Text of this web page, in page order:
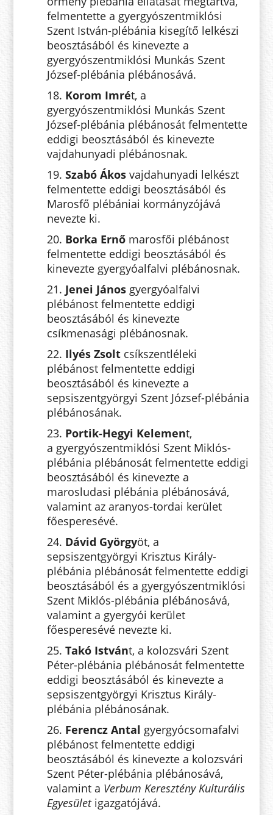
felmentette a gyergyószentmiklósi
Szent István-plébánia kisegítő lelkészi
beosztásából és kinevezte a
gyergyószentmiklósi Munkás Szent
József-plébánia plébánosává.
18. Korom Imrét, a
gyergyószentmiklósi Munkás Szent
József-plébánia plébánosát felmentette
eddigi beosztásából és kinevezte
vajdahunyadi plébánosnak.
19. Szabó Ákosvajdahunyadi lelkészt
felmentette eddigi beosztásából és
Marosfő plébániai kormányzójává
nevezte ki.
20. Borka Ernő marosfői plébánost
felmentette eddigi beosztásából és
kinevezte gyergyóalfalvi plébánosnak.
21. Jenei János gyergyóalfalvi
plébánost felmentette eddigi
beosztásából és kinevezte
csíkmenasági plébánosnak.
22. Ilyés Zsolt csíkszentléleki
plébánost felmentette eddigi
beosztásából és kinevezte a
sepsiszentgyörgyi Szent József-plébánia
plébánosának.
23. Portik-Hegyi Kelement,
a gyergyószentmiklósi Szent Miklós-
plébánia plébánosát felmentette eddigi
beosztásából és kinevezte a
marosludasi plébánia plébánosává,
valamint az aranyos-tordai kerület
főesperesévé.
24. Dávid Györgyöt, a
sepsiszentgyörgyi Krisztus Király-
plébánia plébánosát felmentette eddigi
beosztásából és a gyergyószentmiklósi
Szent Miklós-plébánia plébánosává,
valamint a gyergyói kerület
főesperesévé nevezte ki.
25. Takó Istvánt, a kolozsvári Szent
Péter-plébánia plébánosát felmentette
eddigi beosztásából és kinevezte a
sepsiszentgyörgyi Krisztus Király-
plébánia plébánosának.
26. Ferencz Antal gyergyócsomafalvi
plébánost felmentette eddigi
beosztásából és kinevezte a kolozsvári
Szent Péter-plébánia plébánosává,
valamint a Verbum Keresztény Kulturális
Egyesület igazgatójává.